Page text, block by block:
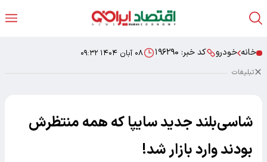
خانه خودرو کد خبر: ۱۹۶۲۹۰ ۰۸ آبان ۱۴۰۴ ۰۹:۳۲
تبلیغات
شاسی‌بلند جدید سایپا که همه منتظرش
بودند وارد بازار شد!